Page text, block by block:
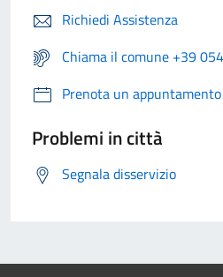
Richiedi Assistenza
Chiama il comune +39
Prenota un appuntamento
Problemi in città
Segnala disservizio